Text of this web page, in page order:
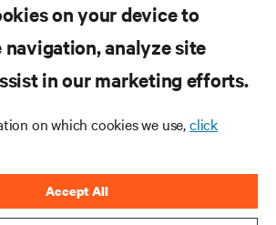
on your device to
navigation, analyze site
in our marketing efforts.
on which cookies we use,click
Accept All